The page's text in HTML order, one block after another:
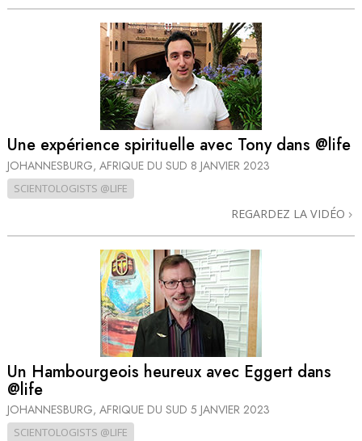
Une expérience spirituelle avec Tony dans @life
JOHANNESBURG, AFRIQUE DU SUD 8 JANVIER 2023
SCIENTOLOGISTS @LIFE
REGARDEZ LA VIDÉO
Un Hambourgeois heureux avec Eggert dans
@life
JOHANNESBURG, AFRIQUE DU SUD 5 JANVIER 2023
SCIENTOLOGISTS @LIFE